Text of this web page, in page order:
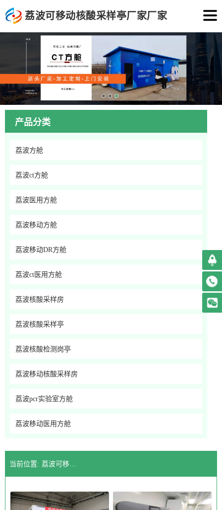
荔波可移动核酸采样亭厂家厂家
产品分类
荔波方舱
荔波ct方舱
荔波医用方舱
荔波移动方舱
荔波移动DR方舱
荔波ct医用方舱
荔波核酸采样房
荔波核酸采样亭
荔波核酸检测岗亭
荔波移动核酸采样房
荔波pcr实验室方舱
荔波移动医用方舱
当前位置: 荔波可移动核酸采样亭厂家厂家